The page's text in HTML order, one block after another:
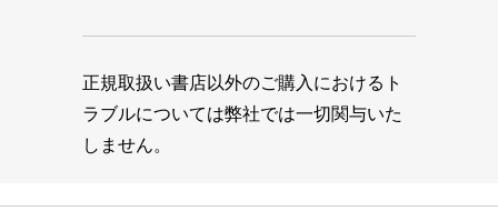
正規取扱い書店以外のご購入におけるト
ラブルについては弊社では一切関与いた
しません。